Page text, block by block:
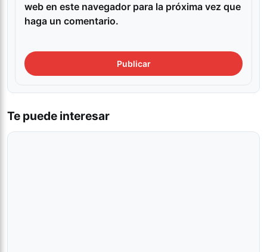
web en este navegador para la próxima vez que
haga un comentario.
Te puede interesar